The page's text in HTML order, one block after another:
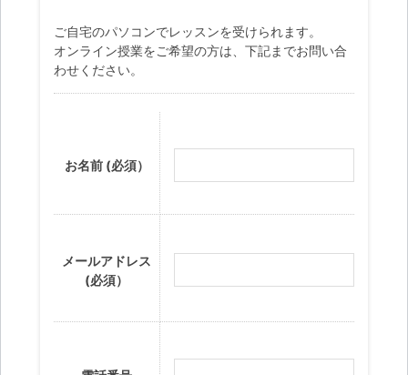
ご自宅のパソコンでレッスンを受けられます。
オンライン授業をご希望の方は、下記までお問い合
わせください。
お名前 (必須）
メールアドレス
(必須）